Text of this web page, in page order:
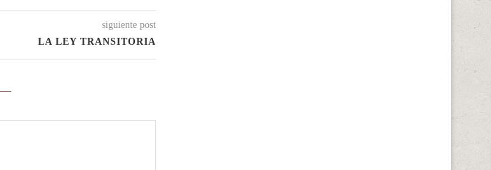
siguiente post
LA LEY TRANSITORIA